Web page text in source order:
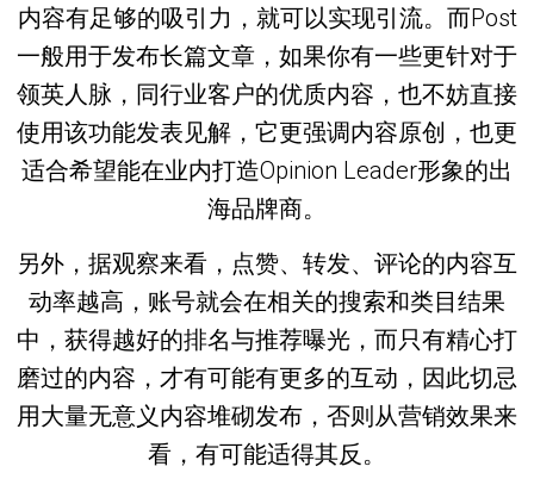
内容有足够的吸引力，就可以实现引流。而Post
一般用于发布长篇文章，如果你有一些更针对于
领英人脉，同行业客户的优质内容，也不妨直接
使用该功能发表见解，它更强调内容原创，也更
适合希望能在业内打造Opinion Leader形象的出
海品牌商。
另外，据观察来看，点赞、转发、评论的内容互
动率越高，账号就会在相关的搜索和类目结果
中，获得越好的排名与推荐曝光，而只有精心打
磨过的内容，才有可能有更多的互动，因此切忌
用大量无意义内容堆砌发布，否则从营销效果来
看，有可能适得其反。